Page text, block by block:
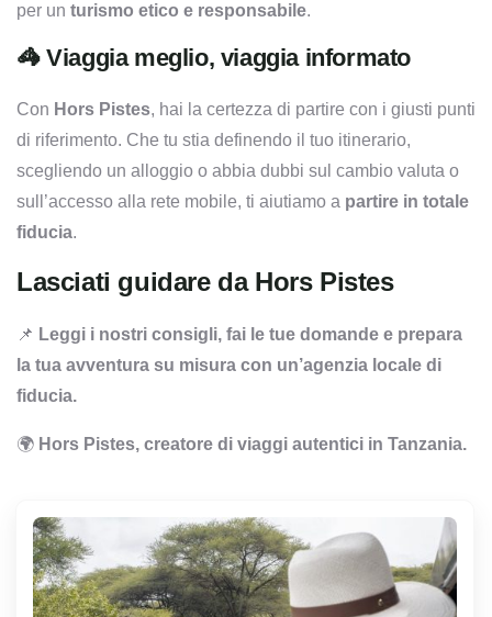
per un turismo etico e responsabile.
🦓 Viaggia meglio, viaggia informato
Con Hors Pistes, hai la certezza di partire con i giusti punti
di riferimento. Che tu stia definendo il tuo itinerario,
scegliendo un alloggio o abbia dubbi sul cambio valuta o
sull’accesso alla rete mobile, ti aiutiamo a partire in totale
fiducia.
Lasciati guidare da Hors Pistes
📌 Leggi i nostri consigli, fai le tue domande e prepara
la tua avventura su misura con un’agenzia locale di
fiducia.
🌍 Hors Pistes, creatore di viaggi autentici in Tanzania.